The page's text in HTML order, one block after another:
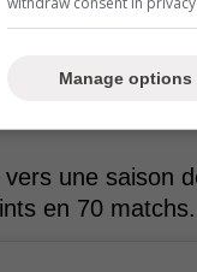
bons
vers une saison
en 70 matchs.
Manage options